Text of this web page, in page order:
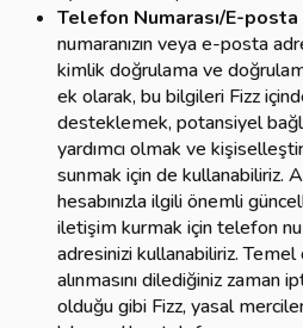
Telefon Numarası/E-
numaranızın veya e-posta
kimlik doğrulama ve
ek olarak, bu bilgileri Fizz
desteklemek, potansiyel
yardımcı olmak ve
sunmak için de kullanabiliriz.
hesabınızla ilgili önemli
iletişim kurmak için telefon
adresinizi kullanabiliriz.
alınmasını dilediğiniz zaman
olduğu gibi Fizz, yasal